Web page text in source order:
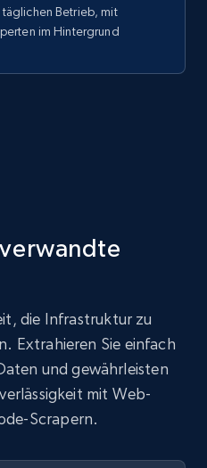
Betrieb, mit
im Hintergrund
die Infrastruktur zu
Extrahieren Sie einfach
und gewährleisten
mit Web-
Scrapern.